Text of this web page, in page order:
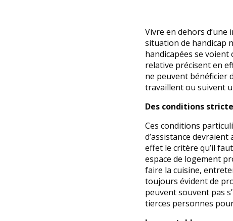
Vivre en dehors
situation de handicap
handicapées se voient
relative précisent en
ne peuvent bénéficier
travaillent ou suivent
Des conditions
Ces conditions
d’assistance
effet le critère qu’il
espace de logement
faire la cuisine,
toujours évident de
peuvent souvent pas
tierces personnes